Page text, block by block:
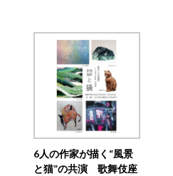
6人の作家が描く“風景
と猫”の共演 歌舞伎座